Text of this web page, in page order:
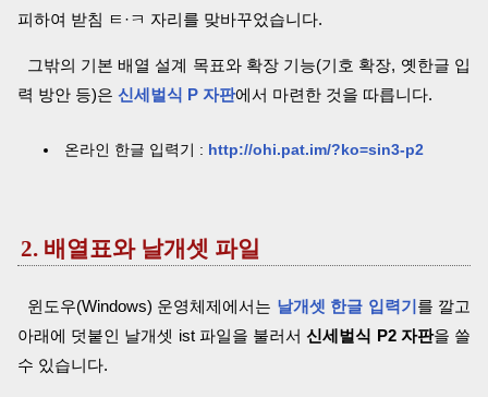
피하여 받침 ㅌ·ㅋ 자리를 맞바꾸었습니다.
그밖의 기본 배열 설계 목표와 확장 기능(기호 확장, 옛한글 입
력 방안 등)은 신세벌식 P 자판에서 마련한 것을 따릅니다.
온라인 한글 입력기 : http://ohi.pat.im/?ko=sin3-p2
2. 배열표와 날개셋 파일
윈도우(Windows) 운영체제에서는 날개셋 한글 입력기를 깔고
아래에 덧붙인 날개셋 ist 파일을 불러서신세벌식 P2 자판을 쓸
수 있습니다.